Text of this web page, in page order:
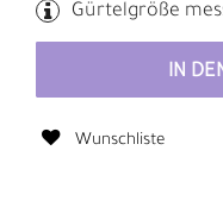
Gürtelgröße
IN
Wunschliste